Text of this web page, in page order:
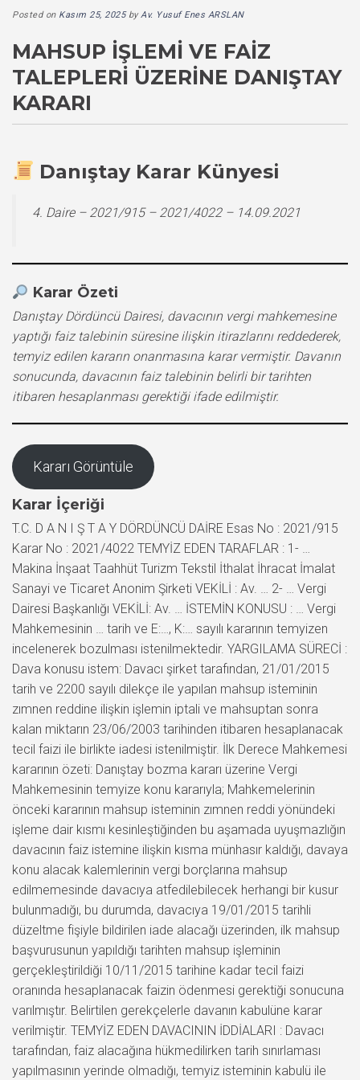
Posted on Kasım 25, 2025byAv. Yusuf Enes ARSLAN
MAHSUP İŞLEMI VE FAIZ
TALEPLERI ÜZERINE DANIŞTAY
KARARI
Danıştay Karar Künyesi
4. Daire – 2021/915 – 2021/4022 – 14.09.2021
Karar Özeti
Danıştay Dördüncü Dairesi, davacının vergi mahkemesine
yaptığı faiz talebinin süresine ilişkin itirazlarını reddederek,
temyiz edilen kararın onanmasına karar vermiştir. Davanın
sonucunda, davacının faiz talebinin belirli bir tarihten
itibaren hesaplanması gerektiği ifade edilmiştir.
Kararı Görüntüle
Karar İçeriği
T.C. D A N I Ş T A Y DÖRDÜNCÜ DAİRE Esas No : 2021/915
Karar No : 2021/4022 TEMYİZ EDEN TARAFLAR : 1- …
Makina İnşaat Taahhüt Turizm Tekstil İthalat İhracat İmalat
Sanayi ve Ticaret Anonim Şirketi VEKİLİ : Av. … 2- … Vergi
Dairesi Başkanlığı VEKİLİ: Av. … İSTEMİN KONUSU : … Vergi
Mahkemesinin … tarih ve E:…, K:… sayılı kararının temyizen
incelenerek bozulması istenilmektedir. YARGILAMA SÜRECİ :
Dava konusu istem: Davacı şirket tarafından, 21/01/2015
tarih ve 2200 sayılı dilekçe ile yapılan mahsup isteminin
zımnen reddine ilişkin işlemin iptali ve mahsuptan sonra
kalan miktarın 23/06/2003 tarihinden itibaren hesaplanacak
tecil faizi ile birlikte iadesi istenilmiştir. İlk Derece Mahkemesi
kararının özeti: Danıştay bozma kararı üzerine Vergi
Mahkemesinin temyize konu kararıyla; Mahkemelerinin
önceki kararının mahsup isteminin zımnen reddi yönündeki
işleme dair kısmı kesinleştiğinden bu aşamada uyuşmazlığın
davacının faiz istemine ilişkin kısma münhasır kaldığı, davaya
konu alacak kalemlerinin vergi borçlarına mahsup
edilmemesinde davacıya atfedilebilecek herhangi bir kusur
bulunmadığı, bu durumda, davacıya 19/01/2015 tarihli
düzeltme fişiyle bildirilen iade alacağı üzerinden, ilk mahsup
başvurusunun yapıldığı tarihten mahsup işleminin
gerçekleştirildiği 10/11/2015 tarihine kadar tecil faizi
oranında hesaplanacak faizin ödenmesi gerektiği sonucuna
varılmıştır. Belirtilen gerekçelerle davanın kabulüne karar
verilmiştir. TEMYİZ EDEN DAVACININ İDDİALARI : Davacı
tarafından, faiz alacağına hükmedilirken tarih sınırlaması
yapılmasının yerinde olmadığı, temyiz isteminin kabulü ile